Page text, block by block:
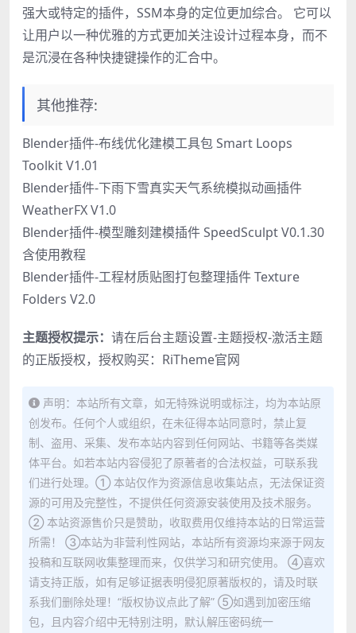
强大或特定的插件，SSM本身的定位更加综合。 它可以
让用户以一种优雅的方式更加关注设计过程本身，而不
是沉浸在各种快捷键操作的汇合中。
其他推荐:
Blender插件-布线优化建模工具包 Smart Loops
Toolkit V1.01
Blender插件-下雨下雪真实天气系统模拟动画插件
WeatherFX V1.0
Blender插件-模型雕刻建模插件 SpeedSculpt V0.1.30
含使用教程
Blender插件-工程材质贴图打包整理插件 Texture
Folders V2.0
主题授权提示： 请在后台主题设置-主题授权-激活主题
的正版授权，授权购买： RiTheme官网
声明：本站所有文章，如无特殊说明或标注，均为本站原
创发布。任何个人或组织，在未征得本站同意时，禁止复
制、盗用、采集、发布本站内容到任何网站、书籍等各类媒
体平台。如若本站内容侵犯了原著者的合法权益，可联系我
们进行处理。① 本站仅作为资源信息收集站点，无法保证资
源的可用及完整性，不提供任何资源安装使用及技术服务。
② 本站资源售价只是赞助，收取费用仅维持本站的日常运营
所需！ ③本站为非营利性网站，本站所有资源均来源于网友
投稿和互联网收集整理而来，仅供学习和研究使用。 ④喜欢
请支持正版，如有足够证据表明侵犯原著版权的，请及时联
系我们删除处理！“版权协议点此了解” ⑤如遇到加密压缩
包，且内容介绍中无特别注明，默认解压密码统一